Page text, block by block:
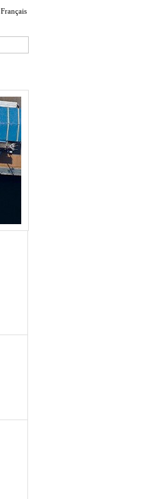
Français